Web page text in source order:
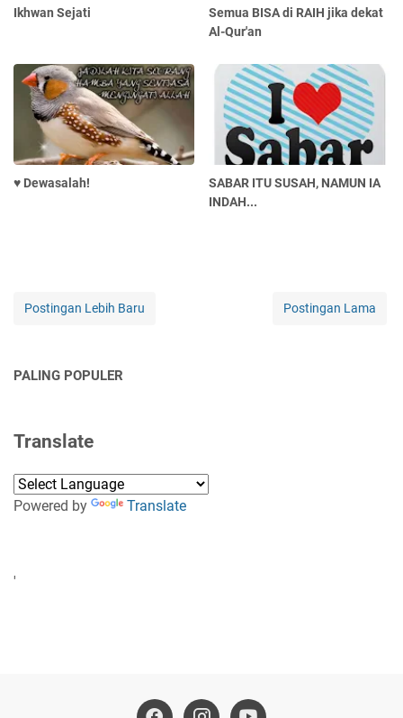
Ikhwan Sejati
Semua BISA di RAIH jika dekat
Al-Qur'an
♥ Dewasalah!
SABAR ITU SUSAH, NAMUN IA
INDAH...
Postingan Lebih Baru Postingan Lama
PALING POPULER
Translate
Powered by Translate
'